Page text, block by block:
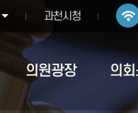
과천시청
의원광장 의